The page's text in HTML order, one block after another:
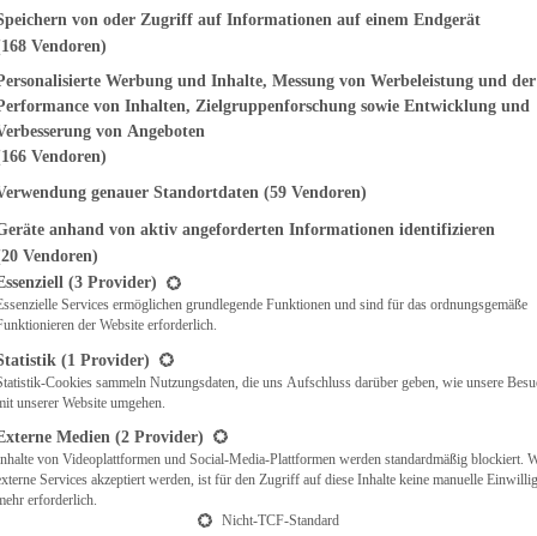
Küchlein
finden Sie eine Liste der Zwecke des IAB Transparency and
von oder Zugriff auf Informationen auf einem Endgerät
Vendoren)
Werbung und Inhalte, Messung von Werbeleistung und der
von Inhalten, Zielgruppenforschung sowie Entwicklung und
von Angeboten
Vendoren)
genauer Standortdaten (59 Vendoren)
anhand von aktiv angeforderten Informationen identifizieren
Vendoren)
eine Liste der Service-Gruppen, für die eine Einwilligung erteilt werden
(3 Provider)
Services ermöglichen grundlegende Funktionen und sind für das ordnungsgemäße
der Website erforderlich.
(1 Provider)
Cookies sammeln Nutzungsdaten, die uns Aufschluss darüber geben, wie unsere
unserer Website umgehen.
Medien (2 Provider)
von Videoplattformen und Social-Media-Plattformen werden standardmäßig blockiert.
Services akzeptiert werden, ist für den Zugriff auf diese Inhalte keine manuelle
erforderlich.
Nicht-TCF-Standard